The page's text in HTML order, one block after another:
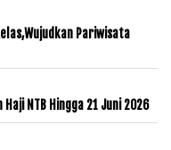
Pariwisata
NTB Hingga 21 Juni 2026